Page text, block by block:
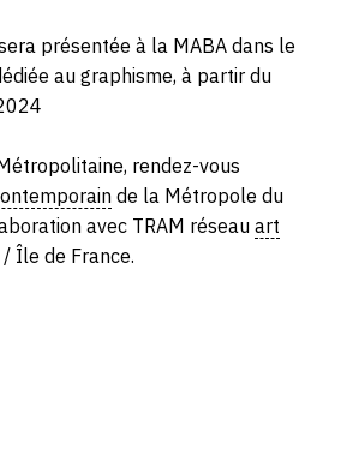
présentée à la MABA dans le
au graphisme, à partir du
rendez-vous
de la Métropole du
avec TRAM réseauart
/ Île de France.